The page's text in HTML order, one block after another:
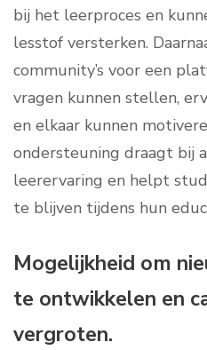
bij het leerproces en
lesstof versterken.
community’s voor een
vragen kunnen stellen,
en elkaar kunnen
ondersteuning draagt bij
leerervaring en helpt
te blijven tijdens hun
Mogelijkheid om
te ontwikkelen en
vergroten.